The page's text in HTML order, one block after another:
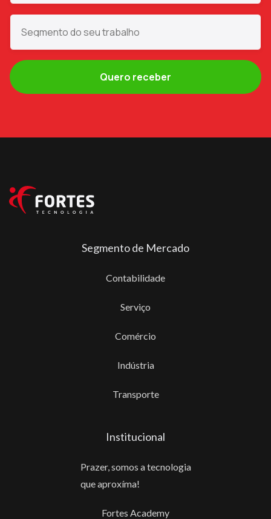
Segmento de Mercado
Contabilidade
Serviço
Comércio
Indústria
Transporte
Institucional
Prazer, somos a tecnologia
que aproxíma!
Fortes Academy